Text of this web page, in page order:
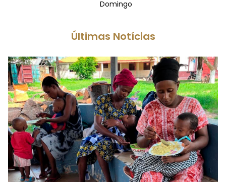
Domingo
Últimas Notícias